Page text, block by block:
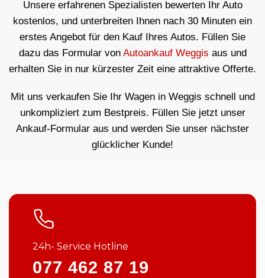
Unsere erfahrenen Spezialisten bewerten Ihr Auto
kostenlos, und unterbreiten Ihnen nach 30 Minuten ein
erstes Angebot für den Kauf Ihres Autos. Füllen Sie
dazu das Formular von Autoankauf Weggis aus und
erhalten Sie in nur kürzester Zeit eine attraktive Offerte.
Mit uns verkaufen Sie Ihr Wagen in Weggis schnell und
unkompliziert zum Bestpreis. Füllen Sie jetzt unser
Ankauf-Formular aus und werden Sie unser nächster
glücklicher Kunde!
24h- Service Hotline
077 462 87 19